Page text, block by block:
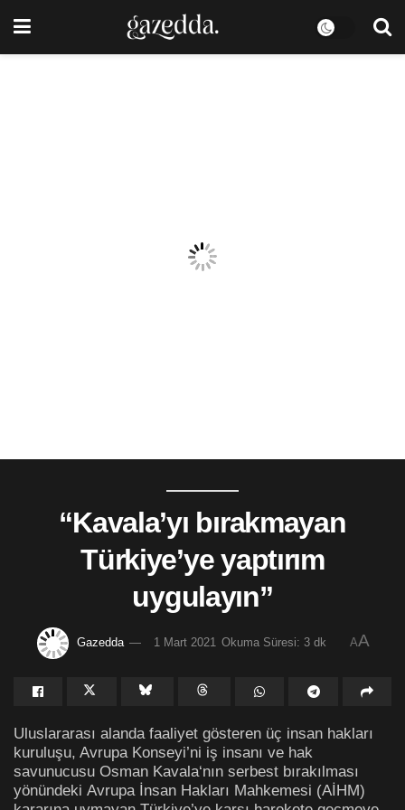
“Kavala’yı bırakmayan
Türkiye’ye yaptırım
uygulayın”
Gazedda 1 Mart 2021 Okuma Süresi: 3 dk AA
Uluslararası alanda faaliyet gösteren üç insan hakları
kuruluşu, Avrupa Konseyi’ni iş insanı ve hak
savunucusu Osman Kavala‘nın serbest bırakılması
yönündeki Avrupa İnsan Hakları Mahkemesi (AİHM)